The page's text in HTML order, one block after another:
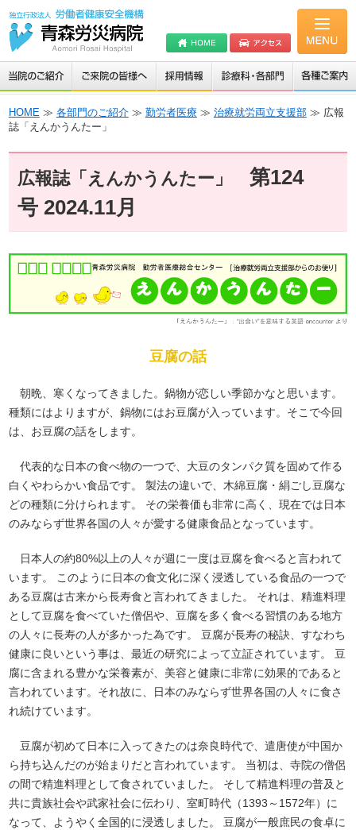
HOME≫ 各部門のご紹介≫ 勤労者医療≫ 治療就労両立支援部≫ 広報
誌「えんかうんたー」
広報誌「えんかうんたー」 第124
号 2024.11月
豆腐の話
朝晩、寒くなってきました。鍋物が恋しい季節かなと思います。
種類にはよりますが、鍋物にはお豆腐が入っています。そこで今回
は、お豆腐の話をします。
代表的な日本の食べ物の一つで、大豆のタンパク質を固めて作る
白くやわらかい食品です。 製法の違いで、木綿豆腐・絹ごし豆腐な
どの種類に分けられます。 その栄養価も非常に高く、現在では日本
のみならず世界各国の人々が愛する健康食品となっています。
日本人の約80%以上の人々が週に一度は豆腐を食べると言われて
います。 このように日本の食文化に深く浸透している食品の一つで
ある豆腐は古来から長寿食と言われてきました。 それは、精進料理
として豆腐を食べていた僧侶や、豆腐を多く食べる習慣のある地方
の人々に長寿の人が多かった為です。 豆腐が長寿の秘訣、すなわち
健康に良いという事は、最近の研究によって立証されています。 豆
腐に含まれる豊かな栄養素が、美容と健康に非常に効果的であると
言われています。それ故に、日本のみならず世界各国の人々に食さ
れ続けています。
豆腐が初めて日本に入ってきたのは奈良時代で、遣唐使が中国か
ら持ち込んだのが始まりだと言われています。 当初は、寺院の僧侶
の間で精進料理として食されていました。 そして精進料理の普及と
共に貴族社会や武家社会に伝わり、室町時代（1393～1572年）に
なって、ようやく全国的に浸透しました。 豆腐が一般庶民の食卓に